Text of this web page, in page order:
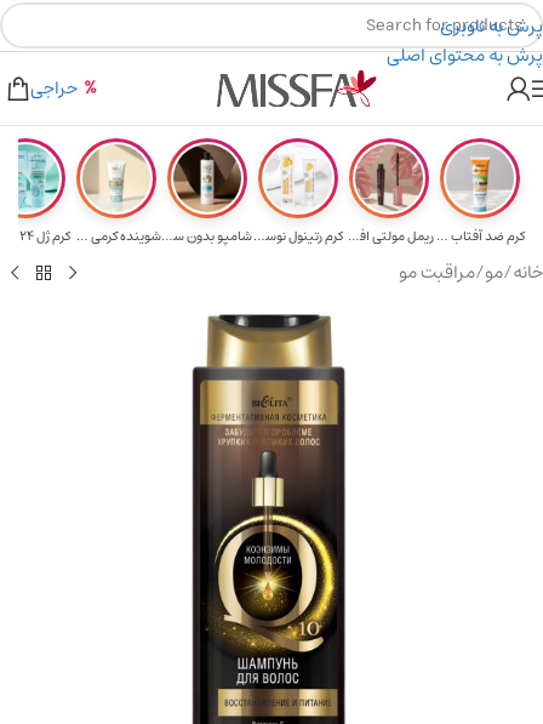
پرش به ناوبری
پرش به محتوای اصلی
۳۰۰ میسکوین (۳۰ هزار تومن) هدیه خرید اول
۲٪ تخفیف روی سبد خرید برای روش کارت به کارت
حراجی
کرم ضد آفتاب حا... ریمل مولتی افکت... کرم رتینول نوسک... شامپو بدون سولف... شوینده کرمی صور...
خانه/مو/مراقبت مو